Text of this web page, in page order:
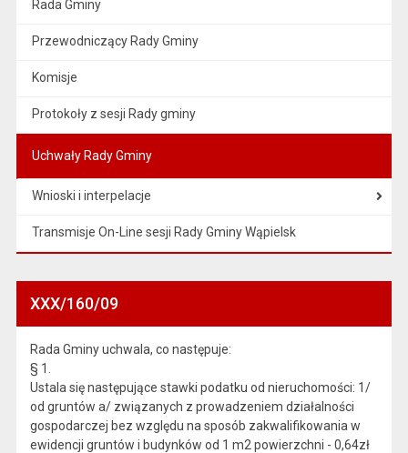
Rada Gminy
Przewodniczący Rady Gminy
Komisje
Protokoły z sesji Rady gminy
Uchwały Rady Gminy
Wnioski i interpelacje
Transmisje On-Line sesji Rady Gminy Wąpielsk
XXX/160/09
Rada Gminy uchwala, co następuje:
§ 1.
Ustala się następujące stawki podatku od nieruchomości: 1/
od gruntów a/ związanych z prowadzeniem działalności
gospodarczej bez względu na sposób zakwalifikowania w
ewidencji gruntów i budynków od 1 m2 powierzchni - 0,64zł